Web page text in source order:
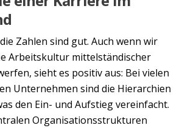
Zahlen sind gut. Auch wenn wir
Arbeitskultur mittelständischer
sieht es positiv aus: Bei vielen
Unternehmen sind die Hierarchien
den Ein- und Aufstieg vereinfacht.
Organisationsstrukturen